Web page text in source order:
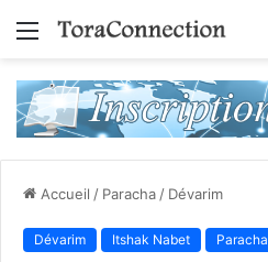
Menu
Accueil / Paracha / Dévarim
Dévarim Itshak Nabet Paracha